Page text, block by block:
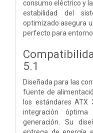
consumo eléctrico y
estabilidad del
optimizado asegura
perfecto para
5.1
Diseñada para las
fuente de
los estándares ATX
integración
generación. Su